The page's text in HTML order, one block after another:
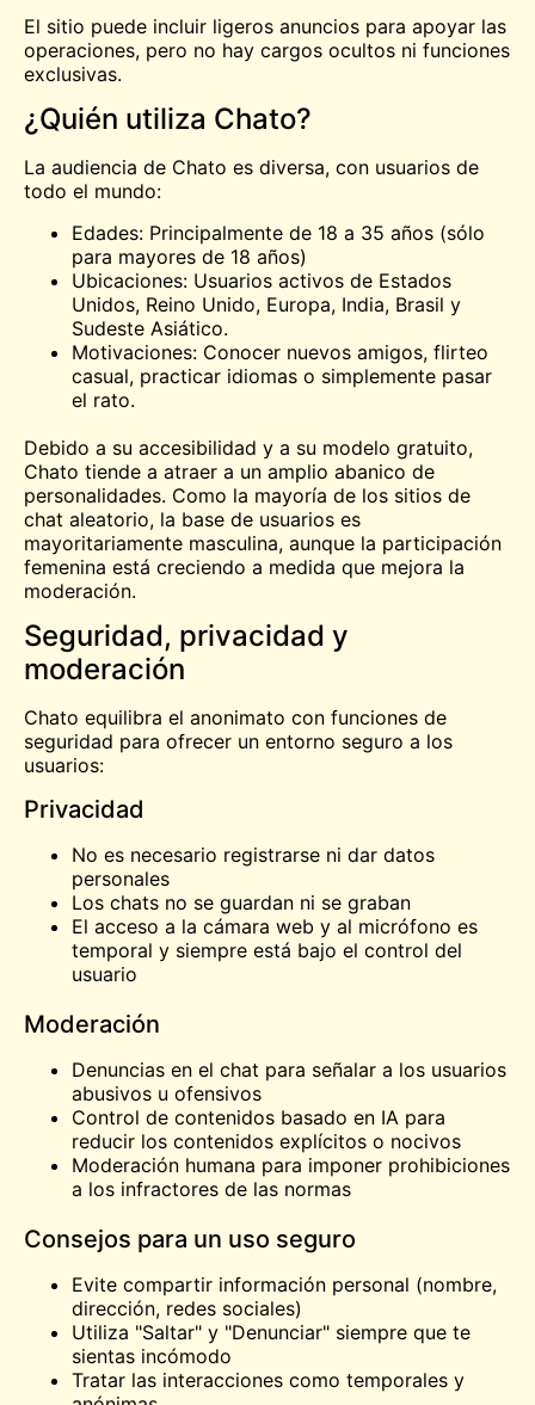
El sitio puede incluir ligeros anuncios para apoyar las
operaciones, pero no hay cargos ocultos ni funciones
exclusivas.
¿Quién utiliza Chato?
La audiencia de Chato es diversa, con usuarios de
todo el mundo:
Edades: Principalmente de 18 a 35 años (sólo
para mayores de 18 años)
Ubicaciones: Usuarios activos de Estados
Unidos, Reino Unido, Europa, India, Brasil y
Sudeste Asiático.
Motivaciones: Conocer nuevos amigos, flirteo
casual, practicar idiomas o simplemente pasar
el rato.
Debido a su accesibilidad y a su modelo gratuito,
Chato tiende a atraer a un amplio abanico de
personalidades. Como la mayoría de los sitios de
chat aleatorio, la base de usuarios es
mayoritariamente masculina, aunque la participación
femenina está creciendo a medida que mejora la
moderación.
Seguridad, privacidad y
moderación
Chato equilibra el anonimato con funciones de
seguridad para ofrecer un entorno seguro a los
usuarios:
Privacidad
No es necesario registrarse ni dar datos
personales
Los chats no se guardan ni se graban
El acceso a la cámara web y al micrófono es
temporal y siempre está bajo el control del
usuario
Moderación
Denuncias en el chat para señalar a los usuarios
abusivos u ofensivos
Control de contenidos basado en IA para
reducir los contenidos explícitos o nocivos
Moderación humana para imponer prohibiciones
a los infractores de las normas
Consejos para un uso seguro
Evite compartir información personal (nombre,
dirección, redes sociales)
Utiliza "Saltar" y "Denunciar" siempre que te
sientas incómodo
Tratar las interacciones como temporales y